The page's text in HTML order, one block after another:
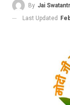
By Jai
Last Updated